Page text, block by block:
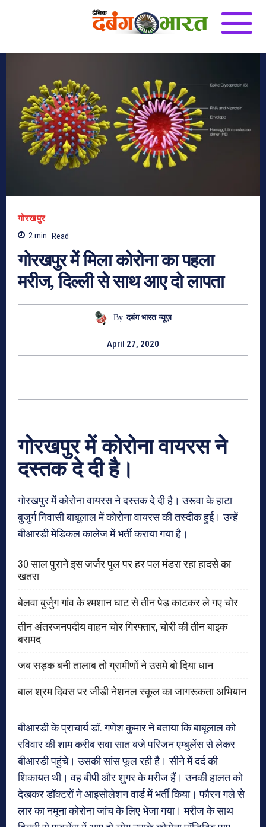
गोरखपुर
2min. Read
गोरखपुर मेें मिला कोरोना का पहला
मरीज, दिल्‍ली से साथ आए दो लापता
By दबंग भारत न्यूज़
April 27, 2020
गोरखपुर मेें कोरोना वायरस ने
दस्तक दे दी है।
गोरखपुर मेें कोरोना वायरस ने दस्तक दे दी है। उरूवा के हाटा
बुजुर्ग निवासी बाबूलाल में कोरोना वायरस की तस्दीक हुई। उन्हें
बीआरडी मेडिकल कालेज में भर्ती कराया गया है।
30 साल पुराने इस जर्जर पुल पर हर पल मंडरा रहा हादसे का
खतरा
बेलवा बुर्जुग गांव के श्मशान घाट से तीन पेड़ काटकर ले गए चोर
तीन अंतरजनपदीय वाहन चोर गिरफ्तार, चोरी की तीन बाइक
बरामद
जब सड़क बनी तालाब तो ग्रामीणों ने उसमे बो दिया धान
बाल श्रम दिवस पर जीडी नेशनल स्कूल का जागरूकता अभियान
बीआरडी के प्राचार्य डॉ. गणेश कुमार ने बताया कि बाबूलाल को
रविवार की शाम करीब सवा सात बजे परिजन एम्बुलेंस से लेकर
बीआरडी पहुंचे। उसकी सांस फूल रही है। सीने में दर्द की
शिकायत थी। वह बीपी और शुगर के मरीज हैं। उनकी हालत को
देखकर डॉक्टरों ने आइसोलेशन वार्ड में भर्ती किया। फौरन गले से
लार का नमूना कोरोना जांच के लिए भेजा गया। मरीज के साथ